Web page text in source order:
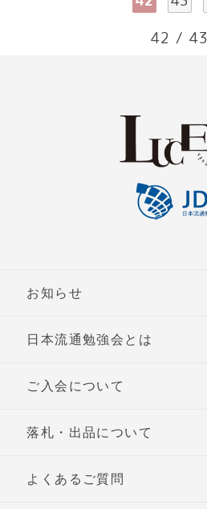
42 / 43
お知らせ
日本流通勉強会とは
ご入会について
落札・出品について
よくあるご質問